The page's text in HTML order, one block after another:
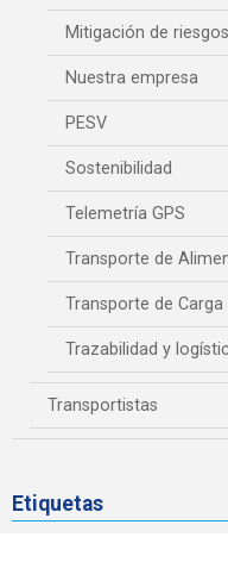
Mitigación de
Nuestra empresa
PESV
Sostenibilidad
Telemetría GPS
Transporte de
Transporte de Carga
Trazabilidad y
Transportistas
Etiquetas